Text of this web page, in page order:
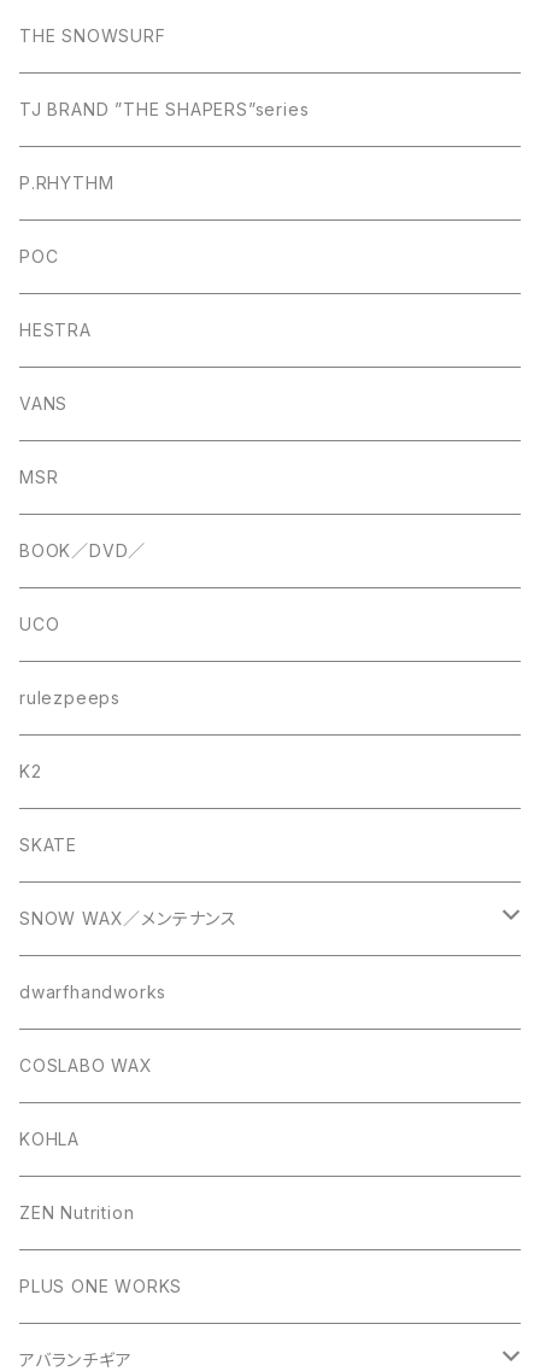
THE SNOWSURF
TJ BRAND ”THE SHAPERS”series
P.RHYTHM
POC
HESTRA
VANS
MSR
BOOK／DVD／
UCO
rulezpeeps
K2
SKATE
SNOW WAX／メンテナンス
Kissy mix snowsurf wax
dwarfhandworks
COSLABO WAX
KOHLA
ZEN Nutrition
PLUS ONE WORKS
アバランチギア